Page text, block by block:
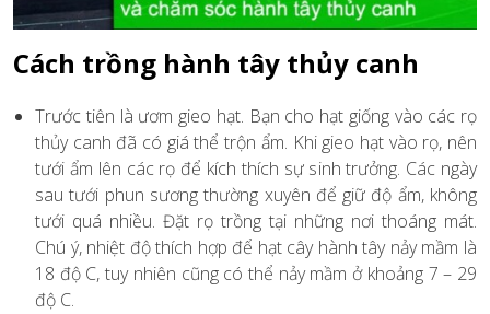
Cách trồng hành tây thủy canh
Trước tiên là ươm gieo hạt. Bạn cho hạt giống vào các rọ
thủy canh đã có giá thể trộn ẩm. Khi gieo hạt vào rọ, nên
tưới ẩm lên các rọ để kích thích sự sinh trưởng. Các ngày
sau tưới phun sương thường xuyên để giữ độ ẩm, không
tưới quá nhiều. Đặt rọ trồng tại những nơi thoáng mát.
Chú ý, nhiệt độ thích hợp để hạt cây hành tây nảy mầm là
18 độ C, tuy nhiên cũng có thể nảy mầm ở khoảng 7 – 29
độ C.